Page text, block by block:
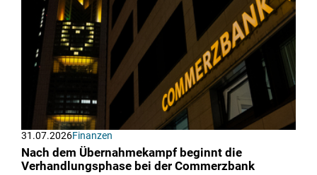
31.07.2026Finanzen
Nach dem Übernahmekampf beginnt die
Verhandlungsphase bei der Commerzbank